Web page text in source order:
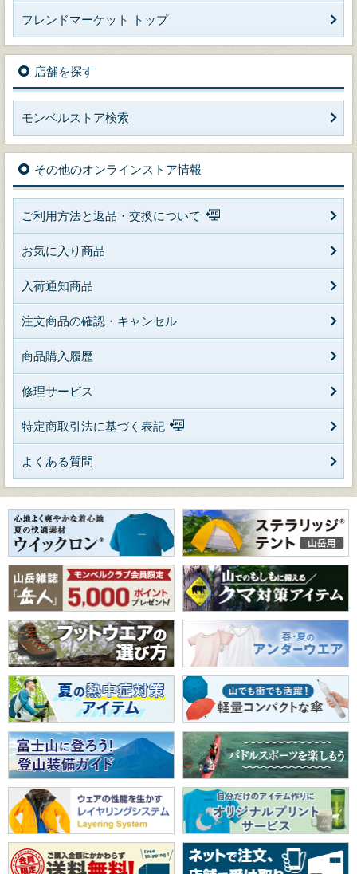
フレンドマーケット トップ
店舗を探す
モンベルストア検索
その他のオンラインストア情報
ご利用方法と返品・交換について
お気に入り商品
入荷通知商品
注文商品の確認・キャンセル
商品購入履歴
修理サービス
特定商取引法に基づく表記
よくある質問